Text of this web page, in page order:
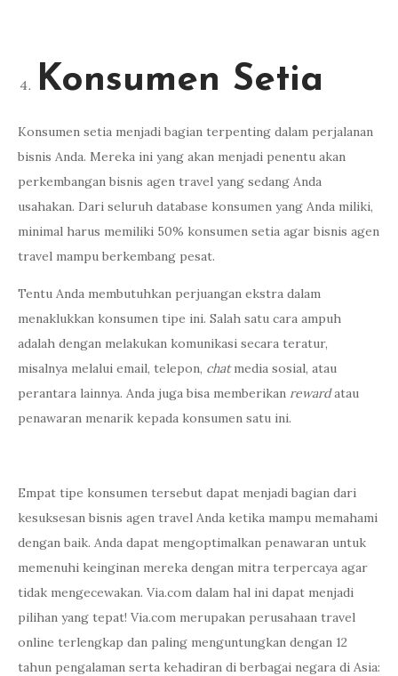
Konsumen Setia
Konsumen setia menjadi bagian terpenting dalam perjalanan
bisnis Anda. Mereka ini yang akan menjadi penentu akan
perkembangan bisnis agen travel yang sedang Anda
usahakan. Dari seluruh database konsumen yang Anda miliki,
minimal harus memiliki 50% konsumen setia agar bisnis agen
travel mampu berkembang pesat.
Tentu Anda membutuhkan perjuangan ekstra dalam
menaklukkan konsumen tipe ini. Salah satu cara ampuh
adalah dengan melakukan komunikasi secara teratur,
misalnya melalui email, telepon, chatmedia sosial, atau
perantara lainnya. Anda juga bisa memberikan rewardatau
penawaran menarik kepada konsumen satu ini.
Empat tipe konsumen tersebut dapat menjadi bagian dari
kesuksesan bisnis agen travel Anda ketika mampu memahami
dengan baik. Anda dapat mengoptimalkan penawaran untuk
memenuhi keinginan mereka dengan mitra terpercaya agar
tidak mengecewakan. Via.com dalam hal ini dapat menjadi
pilihan yang tepat! Via.com merupakan perusahaan travel
online terlengkap dan paling menguntungkan dengan 12
tahun pengalaman serta kehadiran di berbagai negara di Asia: